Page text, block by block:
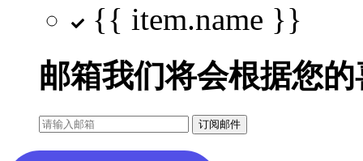
{{ item.name }}
邮箱我们将会根据您
订阅邮件